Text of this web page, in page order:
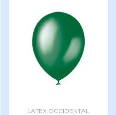
LATEX OCCIDENTAL